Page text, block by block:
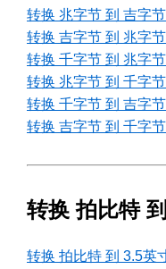
转换 兆字节 到 吉字节
转换 吉字节 到 兆字节
转换 千字节 到 兆字节
转换 兆字节 到 千字节
转换 千字节 到 吉字节
转换 吉字节 到 千字节
转换 拍比特
转换 拍比特 到 3.5英